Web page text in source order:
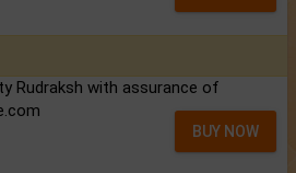
Rudraksh with assurance of
BUY NOW